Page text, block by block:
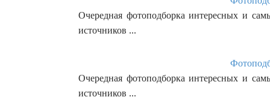
Очередная фотоподборка интересных и
источников ...
Очередная фотоподборка интересных и
источников ...